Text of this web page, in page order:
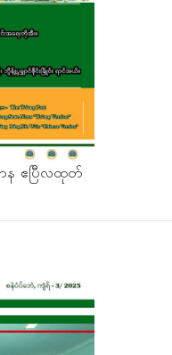
ာန ဧပြီလထုတ်